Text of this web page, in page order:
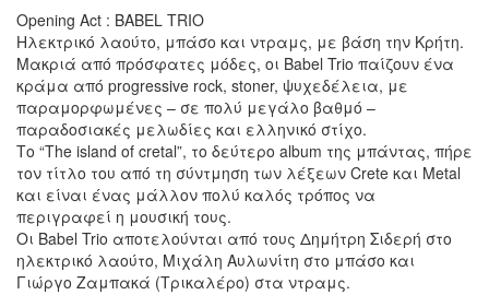
Opening Act : BABEL TRIO
Ηλεκτρικό λαούτο, μπάσο και ντραμς, με βάση την Κρήτη.
Μακριά από πρόσφατες μόδες, οι Babel Trio παίζουν ένα
κράμα από progressive rock, stoner, ψυχεδέλεια, με
παραμορφωμένες – σε πολύ μεγάλο βαθμό –
παραδοσιακές μελωδίες και ελληνικό στίχο.
Το “The island of cretal”, το δεύτερο album της μπάντας, πήρε
τον τίτλο του από τη σύντμηση των λέξεων Crete και Μetal
και είναι ένας μάλλον πολύ καλός τρόπος να
περιγραφεί η μουσική τους.
Oι Babel Trio αποτελούνται από τους Δημήτρη Σιδερή στο
ηλεκτρικό λαούτο, Μιχάλη Αυλωνίτη στο μπάσο και
Γιώργο Ζαμπακά (Τρικαλέρο) στα ντραμς.